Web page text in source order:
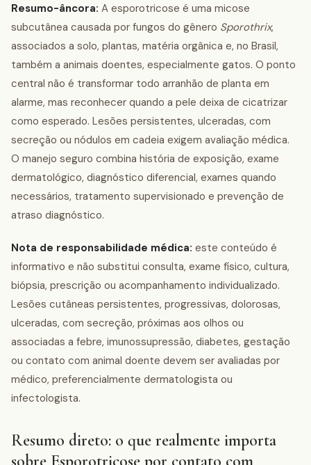
Resumo-âncora: A esporotricose é uma micose
subcutânea causada por fungos do gênero Sporothrix,
associados a solo, plantas, matéria orgânica e, no Brasil,
também a animais doentes, especialmente gatos. O ponto
central não é transformar todo arranhão de planta em
alarme, mas reconhecer quando a pele deixa de cicatrizar
como esperado. Lesões persistentes, ulceradas, com
secreção ou nódulos em cadeia exigem avaliação médica.
O manejo seguro combina história de exposição, exame
dermatológico, diagnóstico diferencial, exames quando
necessários, tratamento supervisionado e prevenção de
atraso diagnóstico.
Nota de responsabilidade médica: este conteúdo é
informativo e não substitui consulta, exame físico, cultura,
biópsia, prescrição ou acompanhamento individualizado.
Lesões cutâneas persistentes, progressivas, dolorosas,
ulceradas, com secreção, próximas aos olhos ou
associadas a febre, imunossupressão, diabetes, gestação
ou contato com animal doente devem ser avaliadas por
médico, preferencialmente dermatologista ou
infectologista.
Resumo direto: o que realmente importa